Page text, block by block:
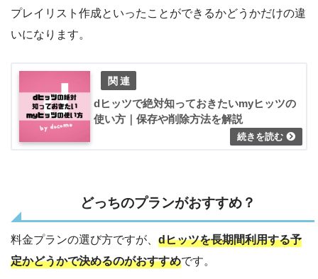
プレイリスト作成といったことができるかどうかだけの違
いになります。
dヒッツで絶対知っておきたいmyヒッツの
使い方｜保存や削除方法を解説
どっちのプランがおすすめ？
料金プランの選び方ですが、 dヒッツを長期間利用する予
定かどうかで決めるのがおすすめです。